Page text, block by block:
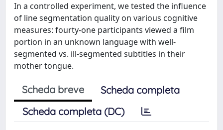
In a controlled experiment, we tested the influence
of line segmentation quality on various cognitive
measures: fourty-one participants viewed a film
portion in an unknown language with well-
segmented vs. ill-segmented subtitles in their
mother tongue.
Scheda breve
Scheda completa
Scheda completa (DC)